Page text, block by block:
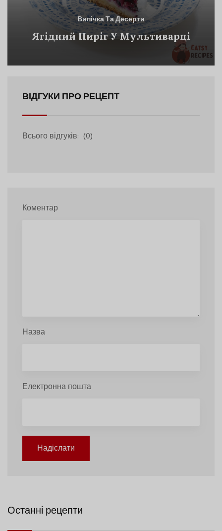
Випічка Та Десерти
Ягідний Пиріг У Мультиварці
ВІДГУКИ ПРО РЕЦЕПТ
Всього відгуків: (0)
Коментар
Назва
Електронна пошта
Надіслати
Останні рецепти